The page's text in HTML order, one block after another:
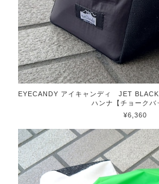
EYECANDY アイキャンディ JET
ハンナ【チョークバ
¥6,360